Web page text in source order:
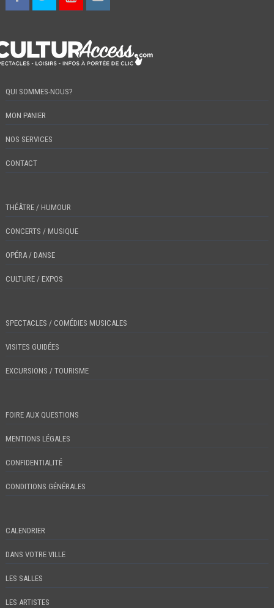
QUI SOMMES-NOUS?
MON PANIER
NOS SERVICES
CONTACT
THÉÂTRE / HUMOUR
CONCERTS / MUSIQUE
OPÉRA / DANSE
CULTURE / EXPOS
SPECTACLES / COMÉDIES MUSICALES
VISITES GUIDÉES
EXCURSIONS / TOURISME
FOIRE AUX QUESTIONS
MENTIONS LÉGALES
CONFIDENTIALITÉ
CONDITIONS GÉNÉRALES
CALENDRIER
DANS VOTRE VILLE
LES SALLES
LES ARTISTES